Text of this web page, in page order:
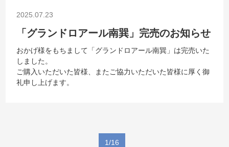
2025.07.23
「グランドロアール南巽」完売のお知らせ
おかげ様をもちまして「グランドロアール南巽​​」は完売いた
しました。​​​​​
ご購入いただいた皆様、またご協力いただいた皆様に厚く御
礼申し上げます。
1/16